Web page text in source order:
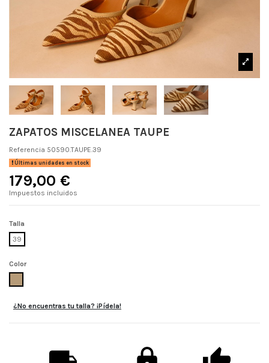
ZAPATOS MISCELANEA TAUPE
Referencia 50590.TAUPE.39
Últimas unidades en stock
179,00 €
Impuestos incluidos
Talla
39
Color
¿No encuentras tu talla? ¡Pídela!